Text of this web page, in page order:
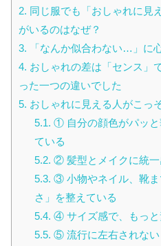
2. 同じ服でも「おしゃれに見
がいるのはなぜ？
3. 「なんか似合わない…」に
4. おしゃれの差は「センス」
った一つの違いでした
5. おしゃれに見える人がこっ
5.1. ① 自分の顔色がパッと
ている
5.2. ② 髪型とメイクに統一
5.3. ③ 小物やネイル、靴ま
さ」を整えている
5.4. ④ サイズ感で、もっと
5.5. ⑤ 流行に左右されな